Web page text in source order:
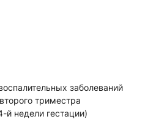
заболеваний
триместра
й недели гестации)